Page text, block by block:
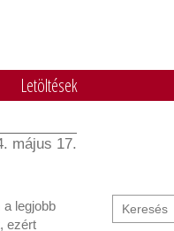
Letöltések
május 17.
legjobb
ezért